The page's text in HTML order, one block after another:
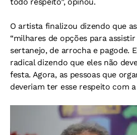
O artista finalizou dizendo que
“milhares de opções para
sertanejo, de arrocha e pagode.
radical dizendo que eles não
festa. Agora, as pessoas que
deveriam ter esse respeito com a